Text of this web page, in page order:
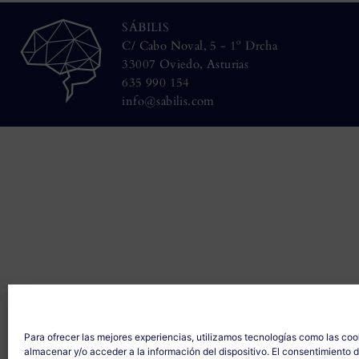
Para ofrecer las mejores experiencias, utilizamos tecnologías como las
almacenar y/o acceder a la información del dispositivo. El consentimiento
SÁBILIS
C/ Cabo Noval, 5 - 1º Drcha
33007 Oviedo, Asturias
635 990 154
info@sabilis.com